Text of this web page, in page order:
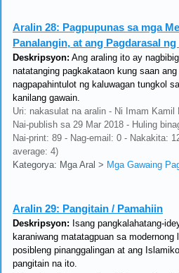
Aralin 28: Pagpupunas sa mga
Panalangin, at ang Pagdarasal
Deskripsyon: Ang araling ito ay
natatanging pagkakataon kung saan
nagpapahintulot ng kaluwagan tungkol
kanilang gawain.
Uri: nakasulat na aralin - Ni Imam Kamil
Nai-publish sa 29 Mar 2018 - Huling
Nai-print: 89 - Nag-email: 0 - Nakakita:
average: 4)
Kategorya: Mga Aral > Mga Gawaing
Aralin 29: Pangitain / Pamahiin
Deskripsyon: Isang pangkalahatang-
karaniwang matatagpuan sa
posibleng pinanggalingan at ang
pangitain na ito.